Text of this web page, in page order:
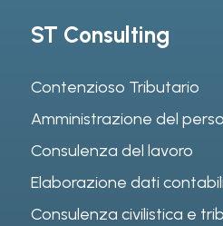
ST Consulting
Contenzioso Tributario
Amministrazione del
Consulenza del lavoro
Elaborazione dati
Consulenza civilistica e